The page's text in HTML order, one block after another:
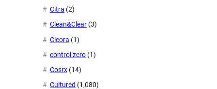
Citra (2)
Clean&Clear (3)
Cleora (1)
control zero (1)
Cosrx (14)
Cultured (1,080)